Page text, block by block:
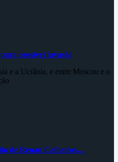
possível invasão
e a Ucrânia, e entre Moscou e o
de Renan Calheiros…